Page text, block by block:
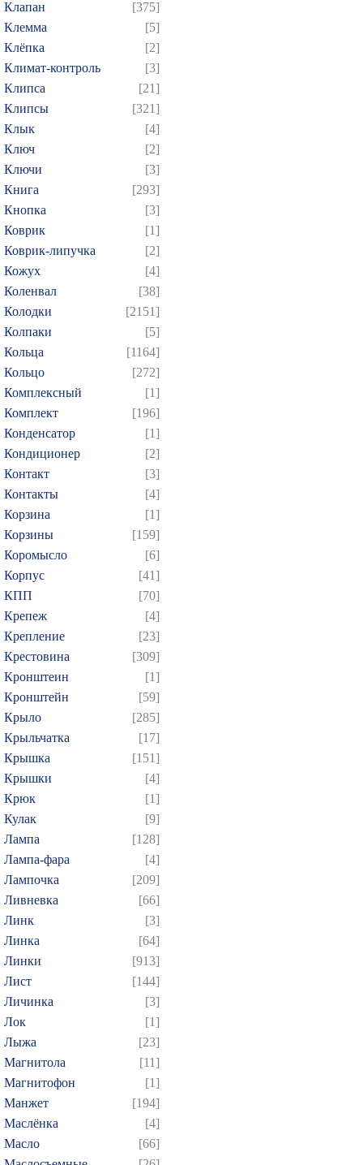
Клапан
[375]
Клемма
[5]
Клёпка
[2]
Климат-контроль
[3]
Клипса
[21]
Клипсы
[321]
Клык
[4]
Ключ
[2]
Ключи
[3]
Книга
[293]
Кнопка
[3]
Коврик
[1]
Коврик-липучка
[2]
Кожух
[4]
Коленвал
[38]
Колодки
[2151]
Колпаки
[5]
Кольца
[1164]
Кольцо
[272]
Комплексный
[1]
Комплект
[196]
Конденсатор
[1]
Кондиционер
[2]
Контакт
[3]
Контакты
[4]
Корзина
[1]
Корзины
[159]
Коромысло
[6]
Корпус
[41]
КПП
[70]
Крепеж
[4]
Крепление
[23]
Крестовина
[309]
Кронштеин
[1]
Кронштейн
[59]
Крыло
[285]
Крыльчатка
[17]
Крышка
[151]
Крышки
[4]
Крюк
[1]
Кулак
[9]
Лампа
[128]
Лампа-фара
[4]
Лампочка
[209]
Ливневка
[66]
Линк
[3]
Линка
[64]
Линки
[913]
Лист
[144]
Личинка
[3]
Лок
[1]
Лыжа
[23]
Магнитола
[11]
Магнитофон
[1]
Манжет
[194]
Маслёнка
[4]
Масло
[66]